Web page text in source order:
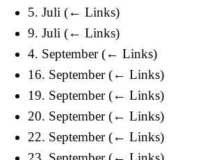
5. Juli (← Links)
9. Juli (← Links)
4. September (← Links)
16. September (← Links)
19. September (← Links)
20. September (← Links)
22. September (← Links)